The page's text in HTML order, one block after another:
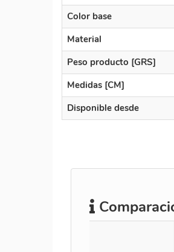
Color base
Material
Peso producto [GRS]
Medidas [CM]
Disponible desde